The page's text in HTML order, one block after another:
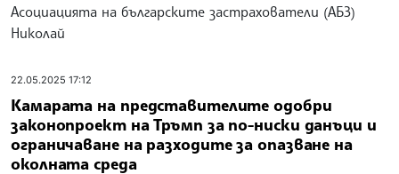
Асоциацията на българските застрахователи (АБЗ)
Николай
22.05.2025 17:12
Камарата на представителите одобри
законопроект на Тръмп за по-ниски данъци и
ограничаване на разходите за опазване на
околната среда